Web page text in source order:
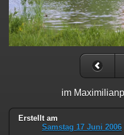
im
Erstellt am
Samstag 17 Juni 2006